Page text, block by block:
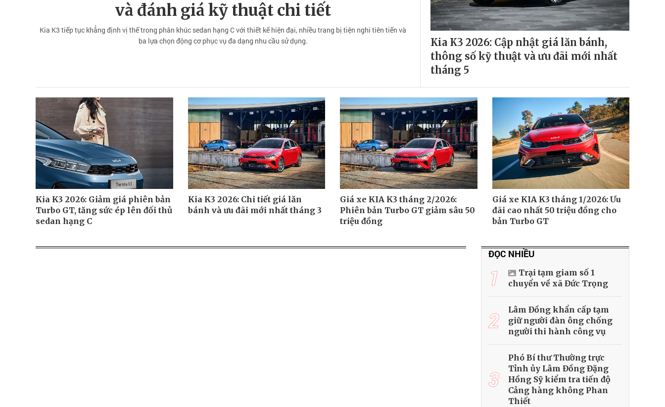
và đánh giá kỹ thuật chi tiết
Kia K3 tiếp tục khẳng định vị thế trong phân khúc sedan hạng C với thiết kế hiện đại, nhiều trang bị tiện nghi tiên tiến và
ba lựa chọn động cơ phục vụ đa dạng nhu cầu sử dụng.
Kia K3 2026: Cập nhật giá lăn bánh,
thông số kỹ thuật và ưu đãi mới nhất
tháng 5
Kia K3 2026: Giảm giá phiên bản
Turbo GT, tăng sức ép lên đối thủ
sedan hạng C
Kia K3 2026: Chi tiết giá lăn
bánh và ưu đãi mới nhất tháng 3
Giá xe KIA K3 tháng 2/2026:
Phiên bản Turbo GT giảm sâu 50
triệu đồng
Giá xe KIA K3 tháng 1/2026: Ưu
đãi cao nhất 50 triệu đồng cho
bản Turbo GT
ĐỌC NHIỀU
1
Trại tạm giam số 1
chuyển về xã Đức Trọng
2
Lâm Đồng khẩn cấp tạm
giữ người đàn ông chống
người thi hành công vụ
3
Phó Bí thư Thường trực
Tỉnh ủy Lâm Đồng Đặng
Hồng Sỹ kiểm tra tiến độ
Cảng hàng không Phan
Thiết